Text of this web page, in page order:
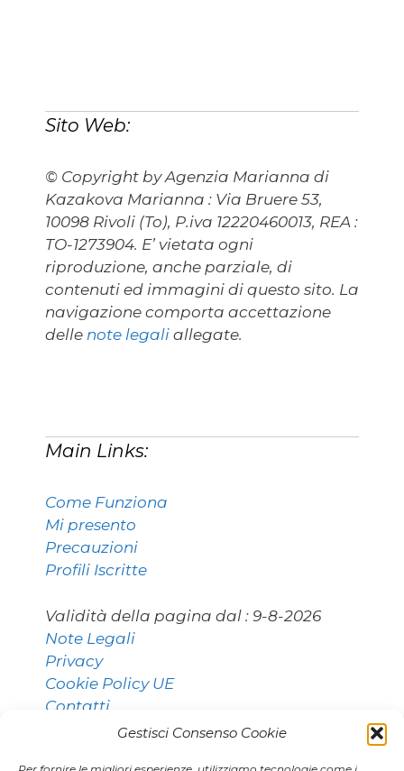
Gestisci Consenso Cookie
Sito Web:
© Copyright by Agenzia Marianna di
Kazakova Marianna : Via Bruere 53,
10098 Rivoli (To), P.iva 12220460013, REA :
TO-1273904. E’ vietata ogni
riproduzione, anche parziale, di
contenuti ed immagini di questo sito. La
navigazione comporta accettazione
delle note legali allegate.
Main Links:
Come Funziona
Mi presento
Precauzioni
Profili Iscritte
Validità della pagina dal : 9-8-2026
Note Legali
Privacy
Cookie Policy UE
Contatti